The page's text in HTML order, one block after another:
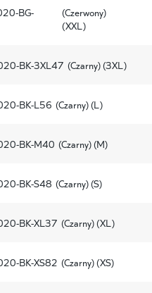
BG-
(Czerwony)
(XXL)
BK-3XL47 (Czarny) (3XL)
BK-L56 (Czarny) (L)
BK-M40 (Czarny) (M)
BK-S48 (Czarny) (S)
BK-XL37 (Czarny) (XL)
BK-XS82 (Czarny) (XS)